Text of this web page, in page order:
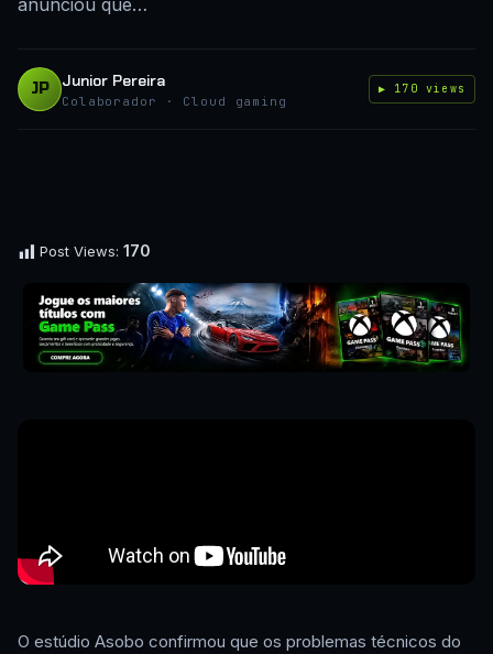
anunciou que…
JP Junior Pereira
Colaborador · Cloud gaming
▶ 170 views
Post Views: 170
O estúdio Asobo confirmou que os problemas técnicos do